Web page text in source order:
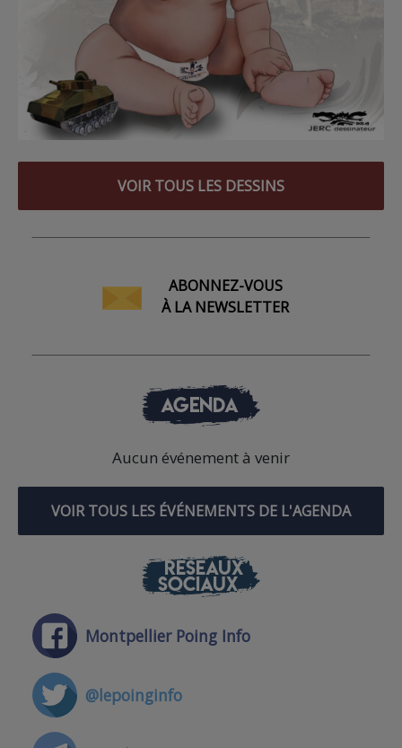
VOIR TOUS LES DESSINS
ABONNEZ-VOUS
À LA NEWSLETTER
AGENDA
Aucun événement à venir
VOIR TOUS LES ÉVÉNEMENTS DE L'AGENDA
RÉSEAUX
SOCIAUX
Montpellier Poing Info
@lepoinginfo